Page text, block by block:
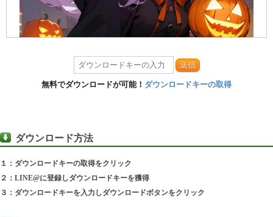
送信
無料でダウンロードが可能！ ダウンロードキーの取得
ダウンロード方法
１：ダウンロードキーの取得をクリック
２：LINE@に登録しダウンロードキーを獲得
３：ダウンロードキーを入力しダウンロードボタンをクリック